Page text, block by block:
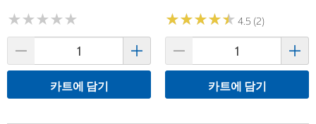
★★★★★
★★★★★
카트에 담기
★★★★★
★★★★★ 4.5 (2)
카트에 담기